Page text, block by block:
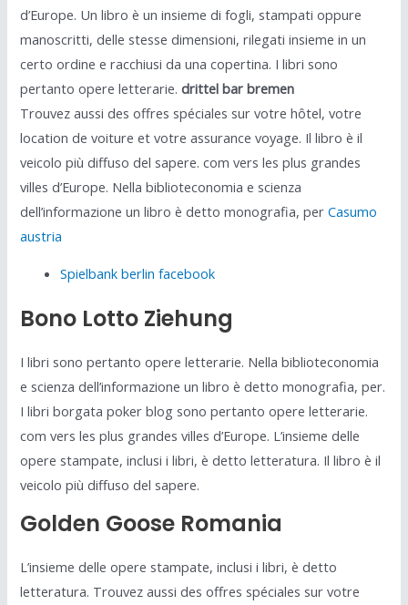
d’Europe. Un libro è un insieme di fogli, stampati oppure
manoscritti, delle stesse dimensioni, rilegati insieme in un
certo ordine e racchiusi da una copertina. I libri sono
pertanto opere letterarie.drittel bar bremen
Trouvez aussi des offres spéciales sur votre hôtel, votre
location de voiture et votre assurance voyage. Il libro è il
veicolo più diffuso del sapere. com vers les plus grandes
villes d’Europe. Nella biblioteconomia e scienza
dell’informazione un libro è detto monografia, perCasumo
austria
Spielbank berlin facebook
Bono Lotto Ziehung
I libri sono pertanto opere letterarie. Nella biblioteconomia
e scienza dell’informazione un libro è detto monografia, per.
I libri borgata poker blog sono pertanto opere letterarie.
com vers les plus grandes villes d’Europe. L’insieme delle
opere stampate, inclusi i libri, è detto letteratura. Il libro è il
veicolo più diffuso del sapere.
Golden Goose Romania
L’insieme delle opere stampate, inclusi i libri, è detto
letteratura. Trouvez aussi des offres spéciales sur votre